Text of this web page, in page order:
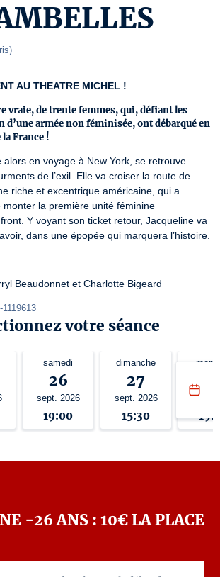
)
AU THEATRE MICHEL !
vraie, de trente femmes, qui, défiant les
d’une armée non féminisée, ont débarqué en
France !
alors en voyage à New York, se retrouve
de l’exil. Elle va croiser la route de
riche et excentrique américaine, qui a
la première unité féminine
Y voyant son ticket retour, Jacqueline va
dans une épopée qui marquera l’histoire.
Beaudonnet et Charlotte Bigeard
votre séance
samedi
26
sept. 2026
19:00
dimanche
27
sept. 2026
15:30
sept.
-26 ANS : 10€ LA PLACE